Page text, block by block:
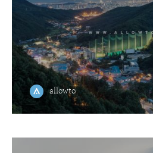
allowto